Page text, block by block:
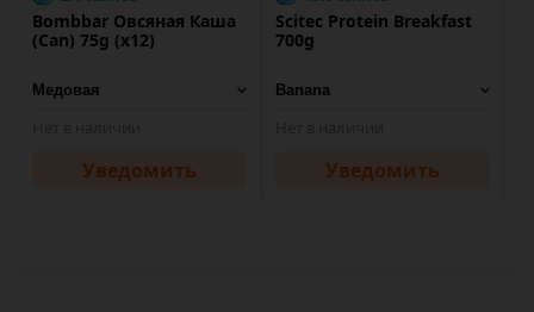
Bombbar Овсяная Каша
(Can) 75g (х12)
Уведомить
Scitec Protein Breakfast
700g
Уведомить